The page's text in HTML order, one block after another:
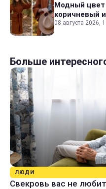
Модный цвет
коричневый
08 августа 2026,
Больше
ЛЮДИ
Свекровь вас не